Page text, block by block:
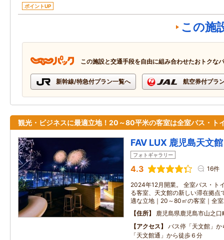
ポイントUP
この施
この施設と交通手段を自由に組み合わせたおトクな
新幹線/特急付プラン一覧へ 航空券付プラ
観光・ビジネスに最適立地！20～80平米の客室は全室バス・ト
FAV LUX 鹿児島天文館
フォトギャラリー
4.3 16件
2024年12月開業。 全室バス・ト
る客室、天文館の新しい滞在拠点
適な立地｜20～80㎡の客室｜全
住所
鹿児島県鹿児島市山之口
アクセス
バス停「天文館」
「天文館通」から徒歩６分